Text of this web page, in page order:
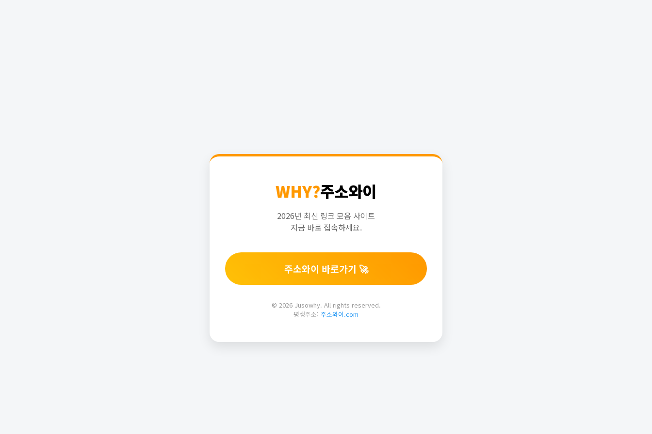
WHY?주소와이
2026년 최신 링크 모음 사이트
지금 바로 접속하세요.
주소와이 바로가기 🚀
© 2026 Jusowhy. All rights reserved.
평생주소: 주소와이.com